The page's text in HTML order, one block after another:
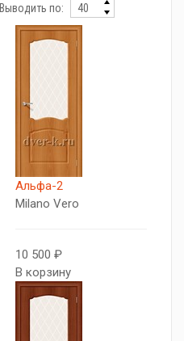
Выводить по:
Альфа-2
Milano Vero
10 500 ₽
В корзину